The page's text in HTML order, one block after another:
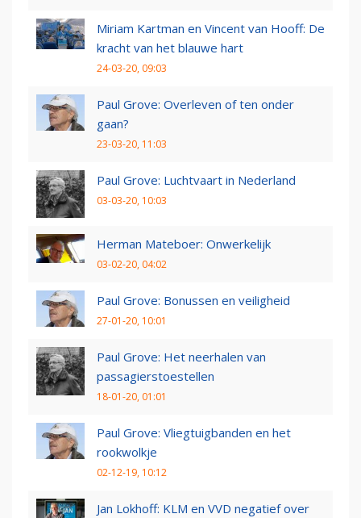
Miriam Kartman en Vincent van Hooff: De
kracht van het blauwe hart
24-03-20, 09:03
Paul Grove: Overleven of ten onder
gaan?
23-03-20, 11:03
Paul Grove: Luchtvaart in Nederland
03-03-20, 10:03
Herman Mateboer: Onwerkelijk
03-02-20, 04:02
Paul Grove: Bonussen en veiligheid
27-01-20, 10:01
Paul Grove: Het neerhalen van
passagierstoestellen
18-01-20, 01:01
Paul Grove: Vliegtuigbanden en het
rookwolkje
02-12-19, 10:12
Jan Lokhoff: KLM en VVD negatief over